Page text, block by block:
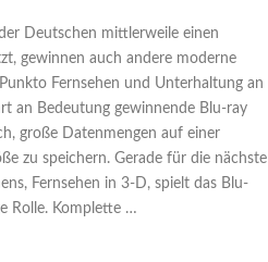
Deutschen mittlerweile einen
gewinnen auch andere moderne
Fernsehen und Unterhaltung an
an Bedeutung gewinnende Blu-ray
große Datenmengen auf einer
zu speichern. Gerade für die nächste
Fernsehen in 3-D, spielt das Blu-
Rolle. Komplette …